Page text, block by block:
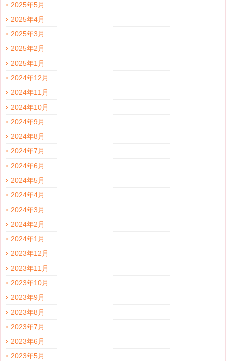
2025年5月
2025年4月
2025年3月
2025年2月
2025年1月
2024年12月
2024年11月
2024年10月
2024年9月
2024年8月
2024年7月
2024年6月
2024年5月
2024年4月
2024年3月
2024年2月
2024年1月
2023年12月
2023年11月
2023年10月
2023年9月
2023年8月
2023年7月
2023年6月
2023年5月